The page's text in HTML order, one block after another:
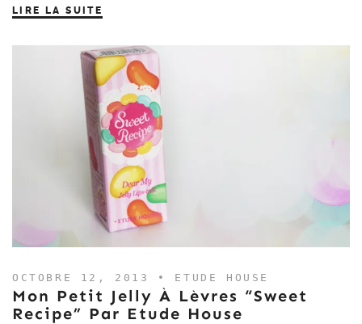
LIRE LA SUITE
OCTOBRE 12, 2013 • ETUDE HOUSE
Mon Petit Jelly À Lèvres “Sweet
Recipe” Par Etude House